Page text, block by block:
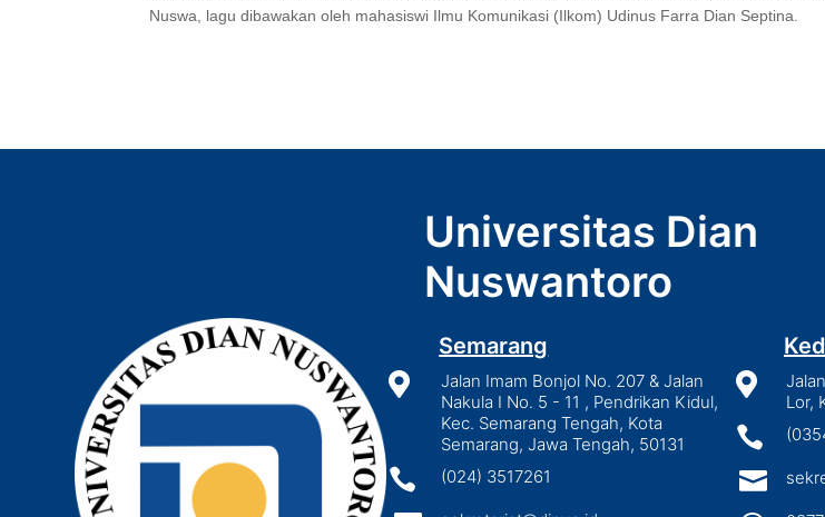
Nuswa, lagu dibawakan oleh mahasiswi Ilmu Komunikasi (Ilkom) Udinus Farra Dian Septina.
Universitas Dian
Nuswantoro
Semarang

Jalan Imam Bonjol No. 207 & Jalan
Nakula I No. 5 - 11 , Pendrikan Kidul,
Kec. Semarang Tengah, Kota
Semarang, Jawa Tengah, 50131
 (024) 3517261

Lor,

